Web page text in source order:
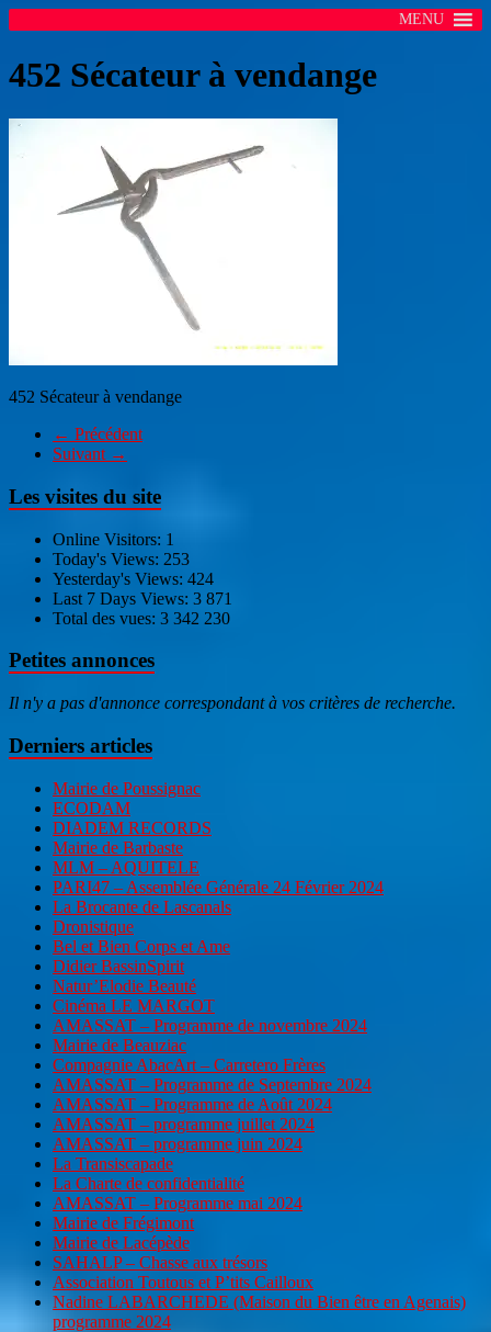
MENU
452 Sécateur à vendange
452 Sécateur à vendange
← Précédent
Suivant →
Les visites du site
Online Visitors: 1
Today's Views: 253
Yesterday's Views: 424
Last 7 Days Views: 3 871
Total des vues: 3 342 230
Petites annonces
Il n'y a pas d'annonce correspondant à vos critères de recherche.
Derniers articles
Mairie de Poussignac
ECODAM
DIADEM RECORDS
Mairie de Barbaste
MLM – AQUITELE
PARI47 – Assemblée Générale 24 Février 2024
La Brocante de Lascanals
Dronistique
Bel et Bien Corps et Ame
Didier BassinSpirit
Natur’Elodie Beauté
Cinéma LE MARGOT
AMASSAT – Programme de novembre 2024
Mairie de Beauziac
Compagnie AbacArt – Carretero Frères
AMASSAT – Programme de Septembre 2024
AMASSAT – Programme de Août 2024
AMASSAT – programme juillet 2024
AMASSAT – programme juin 2024
La Transiscapade
La Charte de confidentialité
AMASSAT – Programme mai 2024
Mairie de Frégimont
Mairie de Lacépède
SAHALP – Chasse aux trésors
Association Toutous et P’tits Cailloux
Nadine LABARCHEDE (Maison du Bien être en Agenais)
programme 2024